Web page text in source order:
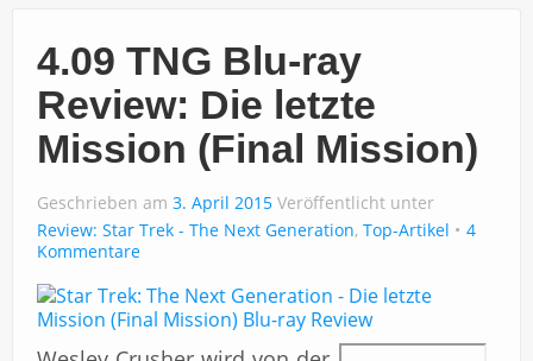
4.09 TNG Blu-ray
Review: Die letzte
Mission (Final Mission)
Geschrieben am 3. April 2015 Veröffentlicht unter
Review: Star Trek - The Next Generation, Top-Artikel
4
Kommentare